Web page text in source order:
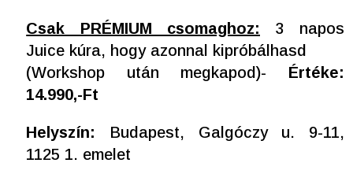
Csak PRÉMIUM csomaghoz:
3 napos
Juice kúra, hogy azonnal kipróbálhasd
(Workshop után megkapod)- Értéke:
14.990,-Ft
Helyszín:
Budapest, Galgóczy u. 9-11,
1125 1. emelet